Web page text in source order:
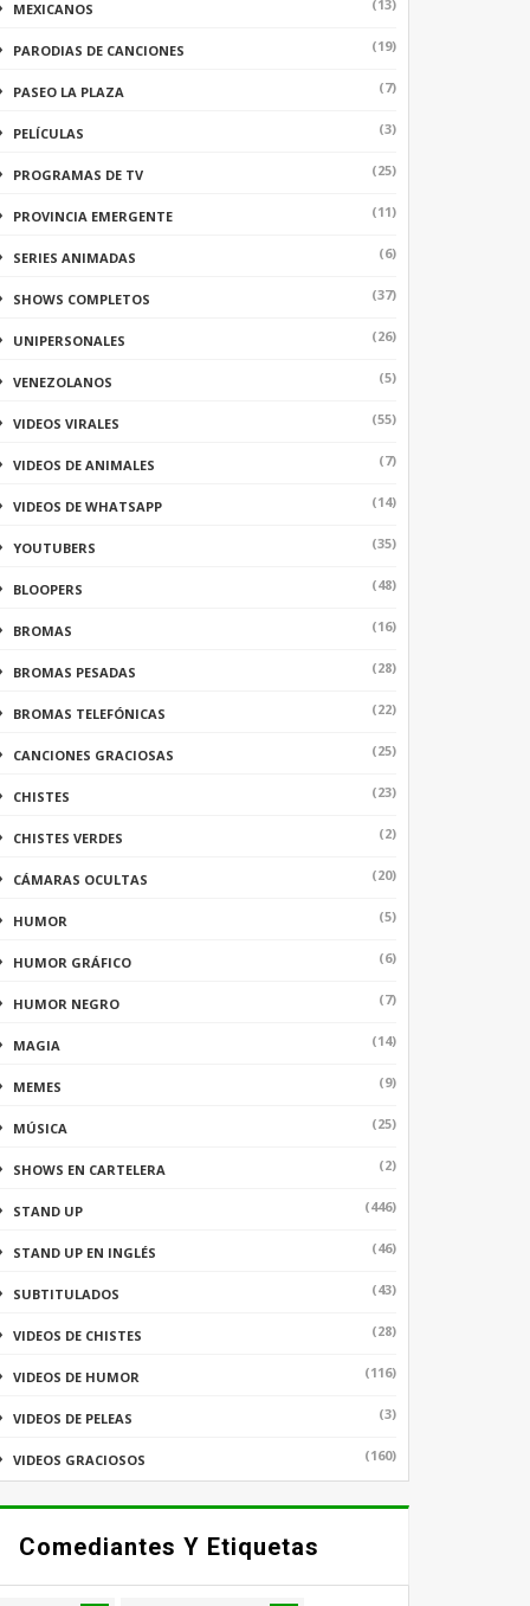
MEXICANOS (13)
PARODIAS DE CANCIONES (19)
PASEO LA PLAZA (7)
PELÍCULAS (3)
PROGRAMAS DE TV (25)
PROVINCIA EMERGENTE (11)
SERIES ANIMADAS (6)
SHOWS COMPLETOS (37)
UNIPERSONALES (26)
VENEZOLANOS (5)
VIDEOS VIRALES (55)
VIDEOS DE ANIMALES (7)
VIDEOS DE WHATSAPP (14)
YOUTUBERS (35)
BLOOPERS (48)
BROMAS (16)
BROMAS PESADAS (28)
BROMAS TELEFÓNICAS (22)
CANCIONES GRACIOSAS (25)
CHISTES (23)
CHISTES VERDES (2)
CÁMARAS OCULTAS (20)
HUMOR (5)
HUMOR GRÁFICO (6)
HUMOR NEGRO (7)
MAGIA (14)
MEMES (9)
MÚSICA (25)
SHOWS EN CARTELERA (2)
STAND UP (446)
STAND UP EN INGLÉS (46)
SUBTITULADOS (43)
VIDEOS DE CHISTES (28)
VIDEOS DE HUMOR (116)
VIDEOS DE PELEAS (3)
VIDEOS GRACIOSOS (160)
Comediantes Y Etiquetas